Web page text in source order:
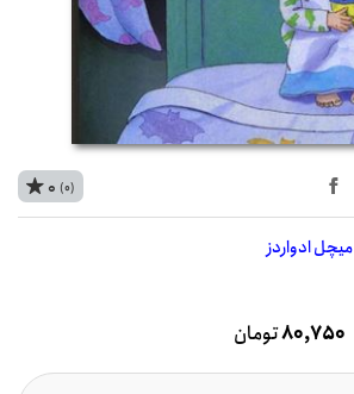
میچل ادواردز
0 (0)
80,750تومان